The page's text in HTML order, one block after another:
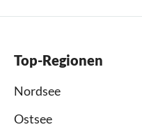
Top-Regionen
Nordsee
Ostsee